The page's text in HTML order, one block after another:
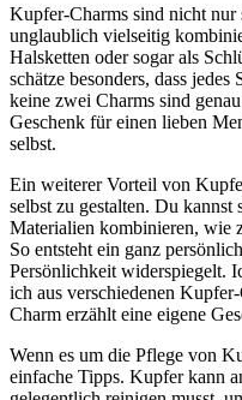
Kupfer-Charms sind nicht nur
unglaublich​ vielseitig
‍Halsketten oder sogar als
schätze besonders, dass
‌keine‍ zwei Charms sind
Geschenk für einen ⁢lieben
selbst.
Ein weiterer Vorteil von
‍selbst zu⁣ gestalten. Du kannst
⁤Materialien kombinieren, wie‍
So entsteht ein ⁣ganz
Persönlichkeit widerspiegelt.
ich aus verschiedenen
Charm⁢ erzählt eine eigene
Wenn ⁢es um die Pflege von
einfache Tipps. Kupfer kann